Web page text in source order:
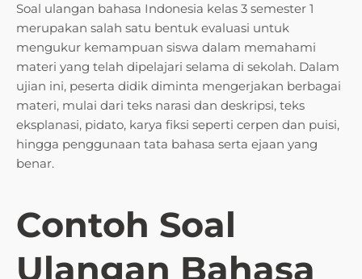
Soal ulangan bahasa Indonesia kelas 3 semester 1
merupakan salah satu bentuk evaluasi untuk
mengukur kemampuan siswa dalam memahami
materi yang telah dipelajari selama di sekolah. Dalam
ujian ini, peserta didik diminta mengerjakan berbagai
materi, mulai dari teks narasi dan deskripsi, teks
eksplanasi, pidato, karya fiksi seperti cerpen dan puisi,
hingga penggunaan tata bahasa serta ejaan yang
benar.
Contoh Soal
Ulangan Bahasa